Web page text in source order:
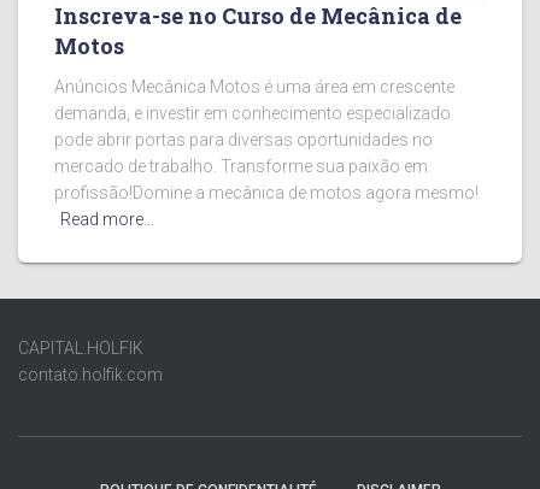
Inscreva-se no Curso de Mecânica de
Motos
Anúncios Mecânica Motos é uma área em crescente
demanda, e investir em conhecimento especializado
pode abrir portas para diversas oportunidades no
mercado de trabalho. Transforme sua paixão em
profissão!Domine a mecânica de motos agora mesmo!
Read more…
CAPITAL.HOLFIK
contato.holfik.com